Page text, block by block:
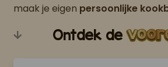
maak je eigen persoonlijke
Ontdek de